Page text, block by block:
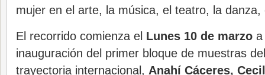
mujer en el arte, la música, el teatro, la
El recorrido comienza el Lunes 10 de marzo a
inauguración del primer bloque de muestras
trayectoria internacional, Anahí Cáceres,